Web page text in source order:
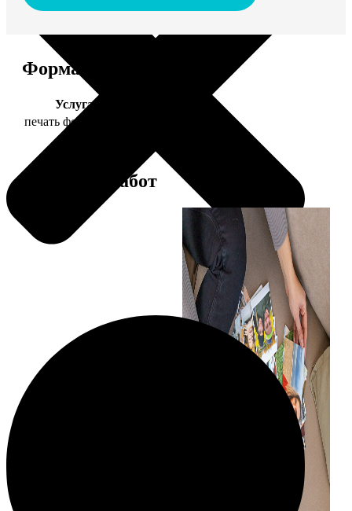
Форматы и цены
Услуга
печать фото 20х20
Примеры работ